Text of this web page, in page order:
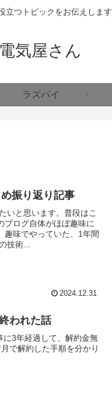
立つトピックをお伝えします
気屋さん
ラズパイ
振り返り記事
いと思います。普段はこ
ログ自体がほぼ趣味に
趣味でやっていた、1年間
技術...
2024.12.31
われた話
に3年経過して、解約金無
で解約した手順を分かり